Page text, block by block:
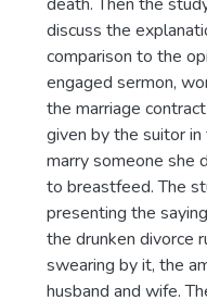
discuss the
comparison to the
engaged sermon,
the marriage
given by the suitor
marry someone she
to breastfeed. The
presenting the
the drunken divorce
swearing by it, the
husband and wife.